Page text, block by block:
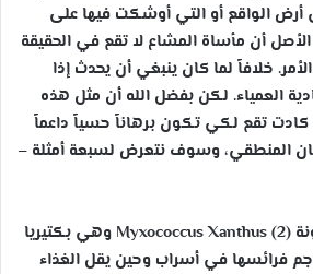
أرض الواقع أو التي أوشكت فيها على
أن مأساة المشاع لا تقع في الحقيقة
خلافاً لما كان ينبغي أن يحدث إذا
العمياء. لكن بفضل الله أن مثل هذه
كادت تقع لكي تكون برهاناً حسياً داعماً
المنطقي، وسوف نتعرض لسبعة أمثلة –
(2)
Myxococcus Xanthus وهي بكتيريا
فرائسها في أسراب وحين يقل الغذاء